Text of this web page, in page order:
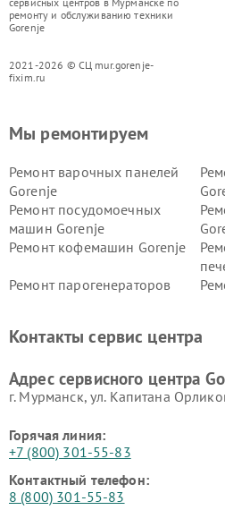
ремонту и обслуживанию техники
Gorenje
2021-2026 © СЦ mur.gorenje-
fixim.ru
Мы ремонтируем
Ремонт варочных панелей
Gorenje
Ремонт посудомоечных
машин Gorenje
Ремонт кофемашин Gorenje
Ремонт парогенераторов
Контакты сервис центра
Адрес сервисного центра
г. Мурманск, ул. Капитана
Горячая линия:
+7 (800) 301-55-83
Контактный телефон:
8 (800) 301-55-83